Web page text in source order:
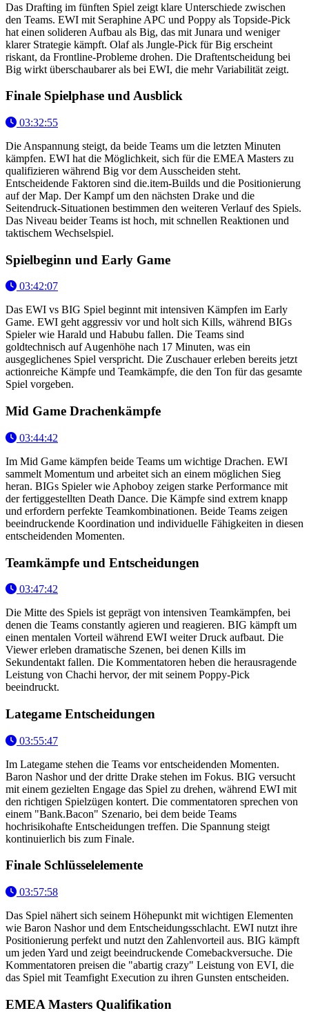
Das Drafting im fünften Spiel zeigt klare Unterschiede zwischen
den Teams. EWI mit Seraphine APC und Poppy als Topside-Pick
hat einen solideren Aufbau als Big, das mit Junara und weniger
klarer Strategie kämpft. Olaf als Jungle-Pick für Big erscheint
riskant, da Frontline-Probleme drohen. Die Draftentscheidung bei
Big wirkt überschaubarer als bei EWI, die mehr Variabilität zeigt.
Finale Spielphase und Ausblick
03:32:55
Die Anspannung steigt, da beide Teams um die letzten Minuten
kämpfen. EWI hat die Möglichkeit, sich für die EMEA Masters zu
qualifizieren während Big vor dem Ausscheiden steht.
Entscheidende Faktoren sind die.item-Builds und die Positionierung
auf der Map. Der Kampf um den nächsten Drake und die
Seitendruck-Situationen bestimmen den weiteren Verlauf des Spiels.
Das Niveau beider Teams ist hoch, mit schnellen Reaktionen und
taktischem Wechselspiel.
Spielbeginn und Early Game
03:42:07
Das EWI vs BIG Spiel beginnt mit intensiven Kämpfen im Early
Game. EWI geht aggressiv vor und holt sich Kills, während BIGs
Spieler wie Harald und Habubu fallen. Die Teams sind
goldtechnisch auf Augenhöhe nach 17 Minuten, was ein
ausgeglichenes Spiel verspricht. Die Zuschauer erleben bereits jetzt
actionreiche Kämpfe und Teamkämpfe, die den Ton für das gesamte
Spiel vorgeben.
Mid Game Drachenkämpfe
03:44:42
Im Mid Game kämpfen beide Teams um wichtige Drachen. EWI
sammelt Momentum und arbeitet sich an einem möglichen Sieg
heran. BIGs Spieler wie Aphoboy zeigen starke Performance mit
der fertiggestellten Death Dance. Die Kämpfe sind extrem knapp
und erfordern perfekte Teamkombinationen. Beide Teams zeigen
beeindruckende Koordination und individuelle Fähigkeiten in diesen
entscheidenden Momenten.
Teamkämpfe und Entscheidungen
03:47:42
Die Mitte des Spiels ist geprägt von intensiven Teamkämpfen, bei
denen die Teams constantly agieren und reagieren. BIG kämpft um
einen mentalen Vorteil während EWI weiter Druck aufbaut. Die
Viewer erleben dramatische Szenen, bei denen Kills im
Sekundentakt fallen. Die Kommentatoren heben die herausragende
Leistung von Chachi hervor, der mit seinem Poppy-Pick
beeindruckt.
Lategame Entscheidungen
03:55:47
Im Lategame stehen die Teams vor entscheidenden Momenten.
Baron Nashor und der dritte Drake stehen im Fokus. BIG versucht
mit einem gezielten Engage das Spiel zu drehen, während EWI mit
den richtigen Spielzügen kontert. Die commentatoren sprechen von
einem "Bank.Bacon" Szenario, bei dem beide Teams
hochrisikohafte Entscheidungen treffen. Die Spannung steigt
kontinuierlich bis zum Finale.
Finale Schlüsselelemente
03:57:58
Das Spiel nähert sich seinem Höhepunkt mit wichtigen Elementen
wie Baron Nashor und dem Entscheidungsschlacht. EWI nutzt ihre
Positionierung perfekt und nutzt den Zahlenvorteil aus. BIG kämpft
um jeden Yard und zeigt beeindruckende Comebackversuche. Die
Kommentatoren preisen die "abartig crazy" Leistung von EVI, die
das Spiel mit Teamfight Execution zu ihren Gunsten entscheiden.
EMEA Masters Qualifikation